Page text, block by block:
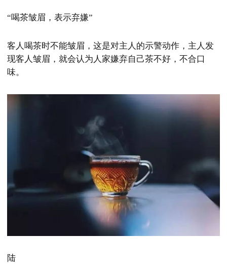
“喝茶皱眉，表示弃嫌”
客人喝茶时不能皱眉，这是对主人的示警动作，主人发
现客人皱眉，就会认为人家嫌弃自己茶不好，不合口
味。
陆